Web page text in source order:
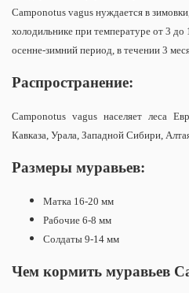
Camponotus vagus нуждается в
холодильнике при температуре от 3 до
осенне-зимний период, в течении 3
Распространение:
Camponotus vagus населяет леса
Кавказа, Урала, Западной Сибири,
Размеры муравьев:
Матка 16-20 мм
Рабочие 6-8 мм
Солдаты 9-14 мм
Чем кормить муравьев